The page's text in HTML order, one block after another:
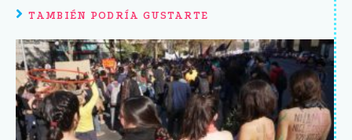
TAMBIÉN PODRÍA GUSTARTE